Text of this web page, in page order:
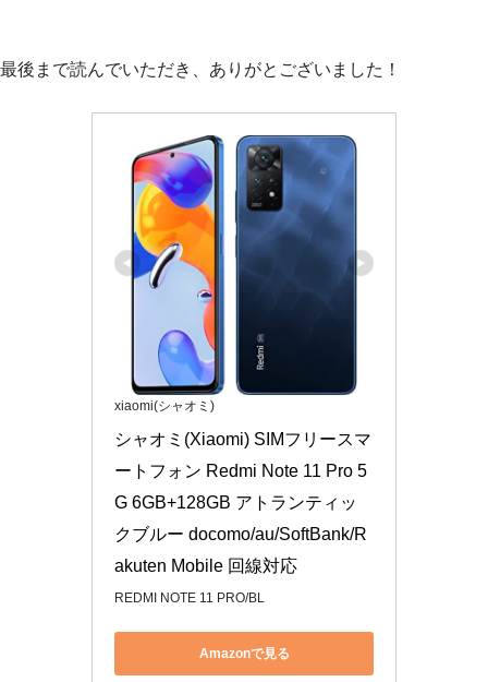
最後まで読んでいただき、ありがとございました！
xiaomi(シャオミ)
シャオミ(Xiaomi) SIMフリースマ
ートフォン Redmi Note 11 Pro 5
G 6GB+128GB アトランティッ
クブルー docomo/au/SoftBank/R
akuten Mobile 回線対応
REDMI NOTE 11 PRO/BL
Amazonで見る